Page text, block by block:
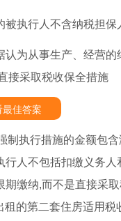
被执行人不含纳税担保
认为从事生产、经营的
接采取税收保全措施
最佳答案
制执行措施的金额包
行人不包括扣缴义务人
期缴纳,而不是直接采
的第二套住房适用税